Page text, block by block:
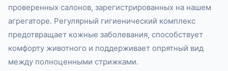
проверенных салонов, зарегистрированных на нашем
агрегаторе. Регулярный гигиенический комплекс
предотвращает кожные заболевания, способствует
комфорту животного и поддерживает опрятный вид
между полноценными стрижками.